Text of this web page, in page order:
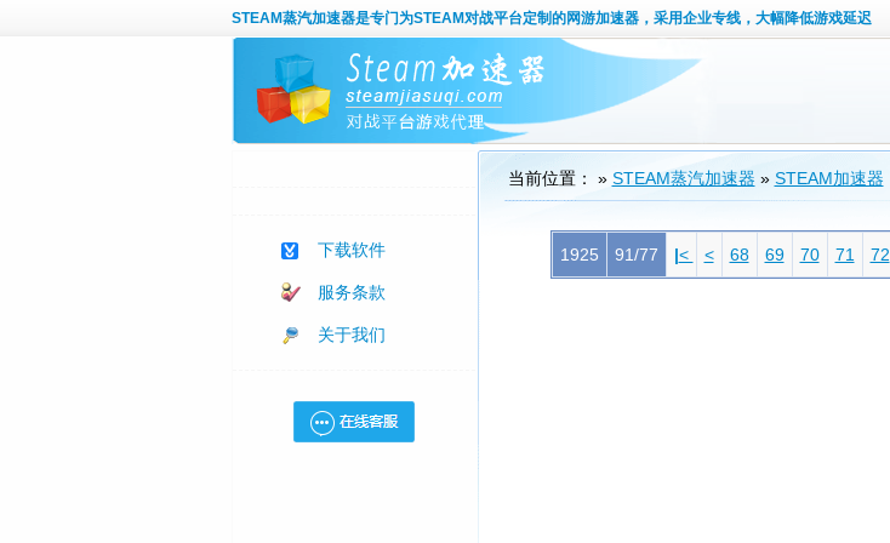
STEAM蒸汽加速器是专门为STEAM对战平台定制的网游加速器，采用企业专线，大幅降低游戏延迟
下载软件
服务条款
关于我们
当前位置： » STEAM蒸汽加速器 » STEAM加速器
1925 91/77 |< < 68 69 70 71 72